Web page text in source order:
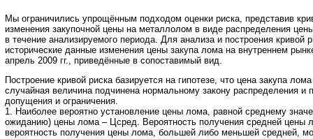
Мы ограничились упрощённым подходом оценки риска, представив
изменения закупочной цены на металлолом в виде распределения
в течение анализируемого периода. Для анализа и построения кривой
исторические данные изменения цены закупа лома на внутреннем
апрель 2009 гг., приведённые в сопоставимый вид.
Построение кривой риска базируется на гипотезе, что цена закупа
случайная величина подчинена нормальному закону распределения и
допущения и ограничения.
1. Наиболее вероятно установление цены лома, равной среднему
ожиданию) цены лома – Цсред. Вероятность получения средней цены
вероятность получения цены лома, большей либо меньшей средней,